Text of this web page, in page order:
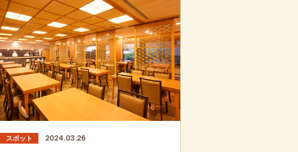
スポット 2024.03.26